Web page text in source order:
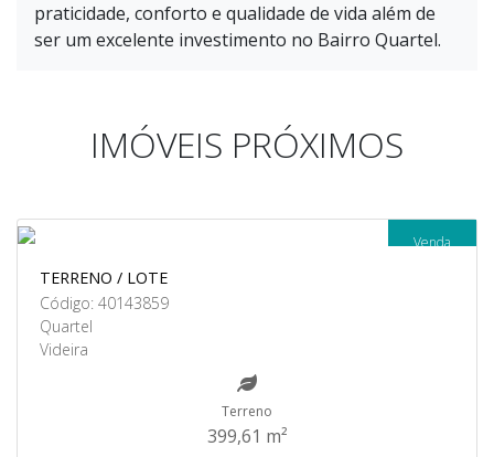
praticidade, conforto e qualidade de vida além de
ser um excelente investimento no Bairro Quartel.
IMÓVEIS PRÓXIMOS
Venda
TERRENO / LOTE
Código: 40143859
Quartel
Videira
Terreno
399,61 m²